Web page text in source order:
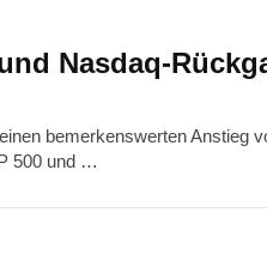
Nasdaq-
bemerkenswerten Anstieg
500 und …